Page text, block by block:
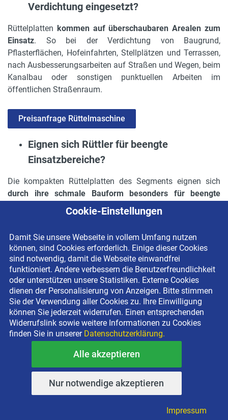
Verdichtung eingesetzt?
Rüttelplatten kommen auf überschaubaren Arealen zum
Einsatz. So bei der Verdichtung von Baugrund,
Pflasterflächen, Hofeinfahrten, Stellplätzen und Terrassen,
nach Ausbesserungsarbeiten auf Straßen und Wegen, beim
Kanalbau oder sonstigen punktuellen Arbeiten im
öffentlichen Straßenraum.
Preisanfrage Rüttelmaschine
Eignen sich Rüttler für beengte
Einsatzbereiche?
Die kompakten Rüttelplatten des Segments eignen sich
durch ihre schmale Bauform besonders für beengte
. Sie sind wendig zwischen Hindernissen und
mit geringem Eigengewicht generell leicht zu händeln. Bei
und Rücklaufmodus die Flexibilität bei Verdichtungen in
beengten Arealen, z. B. in Baugruben, beim Kanal- und
Gleisbau oder bei der punktuellen
Schwarzdeckenerneuerung.
Was ist eine Vulkollanplatte?
Hierbei
handelt es
die per
Cookie-Einstellungen
Damit Sie unsere Webseite in vollem Umfang nutzen
können, sind Cookies erforderlich. Einige dieser Cookies
sind notwendig, damit die Webseite einwandfrei
funktioniert. Andere verbessern die Benutzerfreundlichkeit
oder unterstützen unsere Statistiken. Externe Cookies
dienen der Personalisierung von Anzeigen. Bitte stimmen
Sie der Verwendung aller Cookies zu. Ihre Einwilligung
können Sie jederzeit widerrufen. Einen entsprechenden
Widerrufslink sowie weitere Informationen zu Cookies
finden Sie in unserer Datenschutzerklärung.
Alle akzeptieren
Nur notwendige akzeptieren
Impressum